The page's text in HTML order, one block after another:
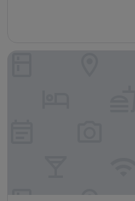
Zenses Hotel in Caye Caulker